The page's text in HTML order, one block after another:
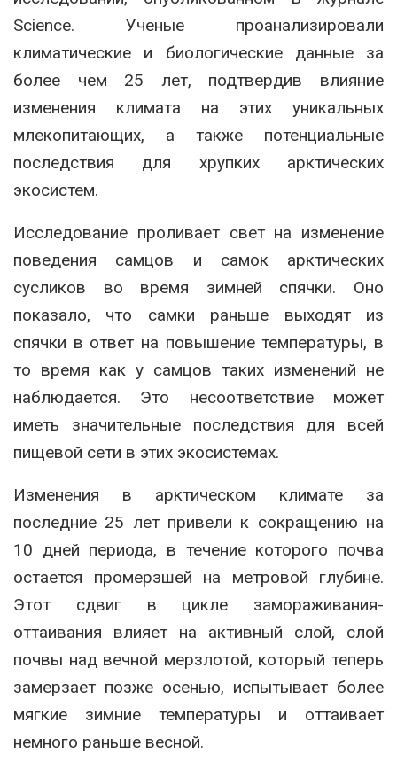
Science. Ученые проанализировали
климатические и биологические данные за
более чем 25 лет, подтвердив влияние
изменения климата на этих уникальных
млекопитающих, а также потенциальные
последствия для хрупких арктических
экосистем.
Исследование проливает свет на изменение
поведения самцов и самок арктических
сусликов во время зимней спячки. Оно
показало, что самки раньше выходят из
спячки в ответ на повышение температуры, в
то время как у самцов таких изменений не
наблюдается. Это несоответствие может
иметь значительные последствия для всей
пищевой сети в этих экосистемах.
Изменения в арктическом климате за
последние 25 лет привели к сокращению на
10 дней периода, в течение которого почва
остается промерзшей на метровой глубине.
Этот сдвиг в цикле замораживания-
оттаивания влияет на активный слой, слой
почвы над вечной мерзлотой, который теперь
замерзает позже осенью, испытывает более
мягкие зимние температуры и оттаивает
немного раньше весной.